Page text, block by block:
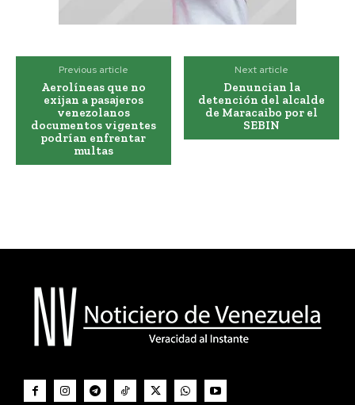
Previous article
Aerolíneas que no
exijan a pasajeros
venezolanos
documentos vigentes
podrían enfrentar
multas
Next article
Denuncian la
detención del alcalde
de Maracaibo por el
SEBIN